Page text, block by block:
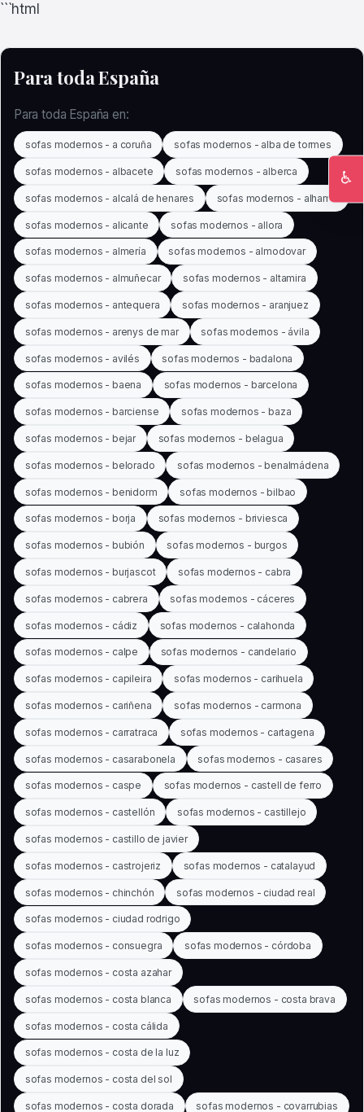
```html
Para toda España
Para toda España en:
sofas modernos - a coruña sofas modernos - alba de tormes
sofas modernos - albacete sofas modernos - alberca
sofas modernos - alcalá de henares sofas modernos - alhama
sofas modernos - alicante sofas modernos - allora
sofas modernos - almería sofas modernos - almodovar
sofas modernos - almuñecar sofas modernos - altamira
sofas modernos - antequera sofas modernos - aranjuez
sofas modernos - arenys de mar sofas modernos - ávila
sofas modernos - avilés sofas modernos - badalona
sofas modernos - baena sofas modernos - barcelona
sofas modernos - barciense sofas modernos - baza
sofas modernos - bejar sofas modernos - belagua
sofas modernos - belorado sofas modernos - benalmádena
sofas modernos - benidorm sofas modernos - bilbao
sofas modernos - borja sofas modernos - briviesca
sofas modernos - bubión sofas modernos - burgos
sofas modernos - burjascot sofas modernos - cabra
sofas modernos - cabrera sofas modernos - cáceres
sofas modernos - cádiz sofas modernos - calahonda
sofas modernos - calpe sofas modernos - candelario
sofas modernos - capileira sofas modernos - carihuela
sofas modernos - cariñena sofas modernos - carmona
sofas modernos - carratraca sofas modernos - cartagena
sofas modernos - casarabonela sofas modernos - casares
sofas modernos - caspe sofas modernos - castell de ferro
sofas modernos - castellón sofas modernos - castillejo
sofas modernos - castillo de javier
sofas modernos - castrojeriz sofas modernos - catalayud
sofas modernos - chinchón sofas modernos - ciudad real
sofas modernos - ciudad rodrigo
sofas modernos - consuegra sofas modernos - córdoba
sofas modernos - costa azahar
sofas modernos - costa blanca sofas modernos - costa brava
sofas modernos - costa cálida
sofas modernos - costa de la luz
sofas modernos - costa del sol
sofas modernos - costa dorada sofas modernos - covarrubias
♿